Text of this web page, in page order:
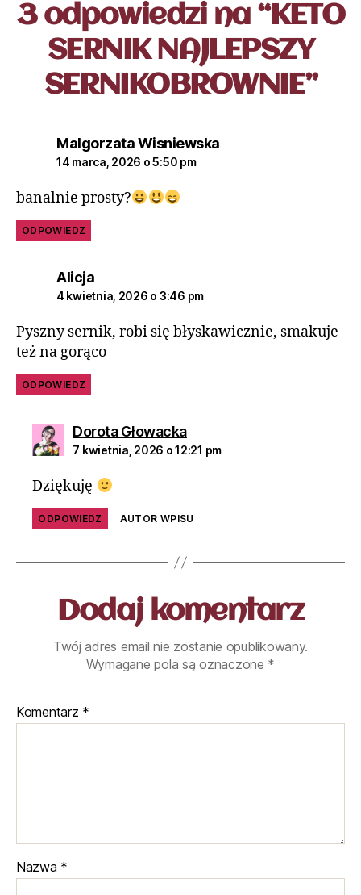
3 odpowiedzi na “KETO
SERNIK NAJLEPSZY
SERNIKOBROWNIE”
Malgorzata Wisniewska
14 marca, 2026 o 5:50 pm
banalnie prosty?
ODPOWIEDZ
Alicja
4 kwietnia, 2026 o 3:46 pm
Pyszny sernik, robi się błyskawicznie, smakuje
też na gorąco
ODPOWIEDZ
Dorota Głowacka
7 kwietnia, 2026 o 12:21 pm
Dziękuję
ODPOWIEDZ AUTOR WPISU
Dodaj komentarz
Twój adres email nie zostanie opublikowany.
Wymagane pola są oznaczone *
Komentarz *
Nazwa *